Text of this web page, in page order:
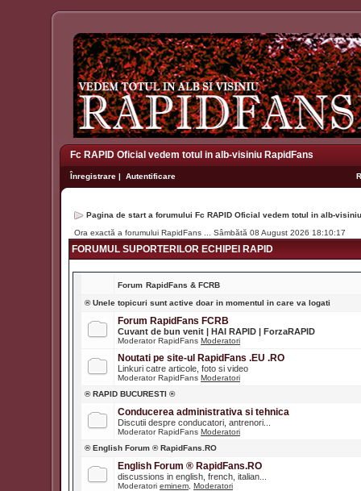
Fc RAPID Oficial vedem totul in alb-visiniu RapidFans
Înregistrare | Autentificare
Pagina de start a forumului Fc RAPID Oficial vedem totul in alb-
Ora exactă a forumului RapidFans ... Sâmbătă 08 August 2026 18:10:17
FORUMUL SUPORTERILOR ECHIPEI RAPID
Forum RapidFans & FCRB
® Unele topicuri sunt active doar in momentul in care va logati
Forum RapidFans FCRB
Cuvant de bun venit | HAI RAPID | ForzaRAPID
Moderator RapidFans Moderatori
Noutati pe site-ul RapidFans .EU .RO
Linkuri catre articole, foto si video
Moderator RapidFans Moderatori
® RAPID BUCURESTI ®
Conducerea administrativa si tehnica
Discutii despre conducatori, antrenori...
Moderator RapidFans Moderatori
® English Forum ® RapidFans.RO
English Forum ® RapidFans.RO
discussions in english, french, italian...
Moderatori eminem Moderatori